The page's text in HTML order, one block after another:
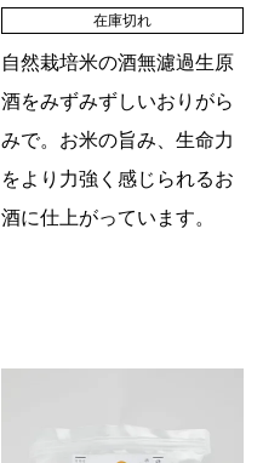
在庫切れ
自然栽培米の酒無濾過生原
酒をみずみずしいおりがら
みで。お米の旨み、生命力
をより力強く感じられるお
酒に仕上がっています。